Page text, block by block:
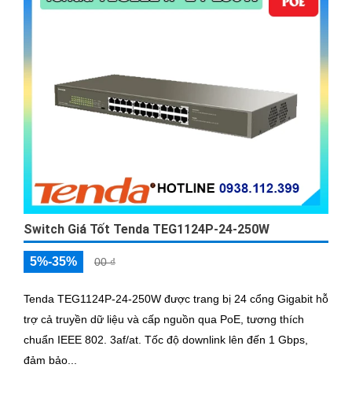
Switch Giá Tốt Tenda TEG1124P-24-250W
5%-35% 00 ₫
Tenda TEG1124P-24-250W được trang bị 24 cổng Gigabit hỗ
trợ cả truyền dữ liệu và cấp nguồn qua PoE, tương thích
chuẩn IEEE 802. 3af/at. Tốc độ downlink lên đến 1 Gbps,
đảm bảo...